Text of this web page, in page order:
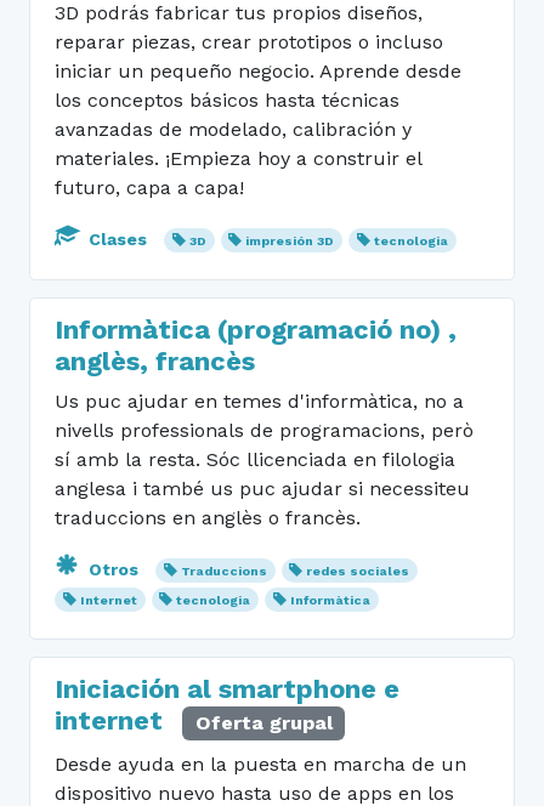
3D podrás fabricar tus propios diseños,
reparar piezas, crear prototipos o incluso
iniciar un pequeño negocio. Aprende desde
los conceptos básicos hasta técnicas
avanzadas de modelado, calibración y
materiales. ¡Empieza hoy a construir el
futuro, capa a capa!
Clases 3D impresión 3D tecnologia
Informàtica (programació no) ,
anglès, francès
Us puc ajudar en temes d'informàtica, no a
nivells professionals de programacions, però
sí amb la resta. Sóc llicenciada en filologia
anglesa i també us puc ajudar si necessiteu
traduccions en anglès o francès.
Otros Traduccions
redes sociales
Internet
tecnologia Informàtica
Iniciación al smartphone e
internet
Oferta grupal
Desde ayuda en la puesta en marcha de un
dispositivo nuevo hasta uso de apps en los